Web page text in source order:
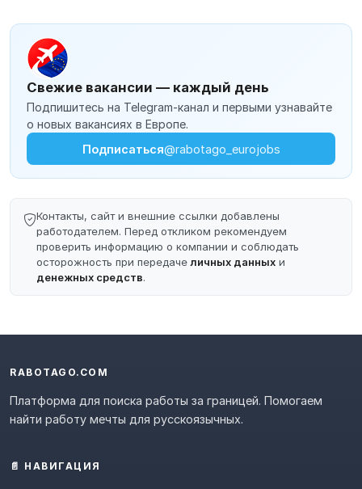
Свежие вакансии — каждый день
Подпишитесь на Telegram-канал и первыми узнавайте
о новых вакансиях в Европе.
Подписаться@rabotago_eurojobs
Контакты, сайт и внешние ссылки добавлены
работодателем. Перед откликом рекомендуем
проверить информацию о компании и соблюдать
осторожность при передачеличных данных и
денежных средств.
RABOTAGO.COM
Платформа для поиска работы за границей. Помогаем
найти работу мечты для русскоязычных.
📄 НАВИГАЦИЯ